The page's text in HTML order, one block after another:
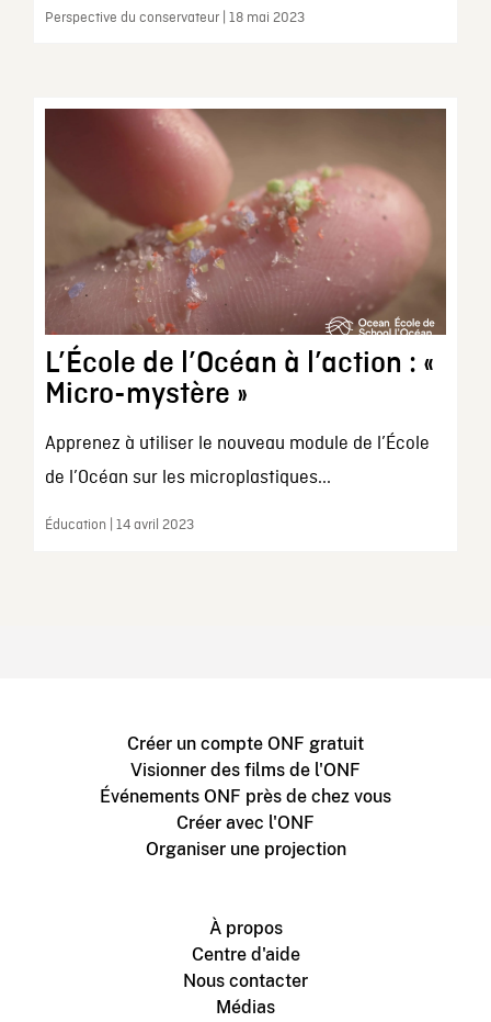
Perspective du conservateur | 18 mai 2023
L’École de l’Océan à l’action : «
Micro-mystère »
Apprenez à utiliser le nouveau module de l’École
de l’Océan sur les microplastiques...
Éducation | 14 avril 2023
Créer un compte ONF gratuit
Visionner des films de l'ONF
Événements ONF près de chez vous
Créer avec l'ONF
Organiser une projection
À propos
Centre d'aide
Nous contacter
Médias